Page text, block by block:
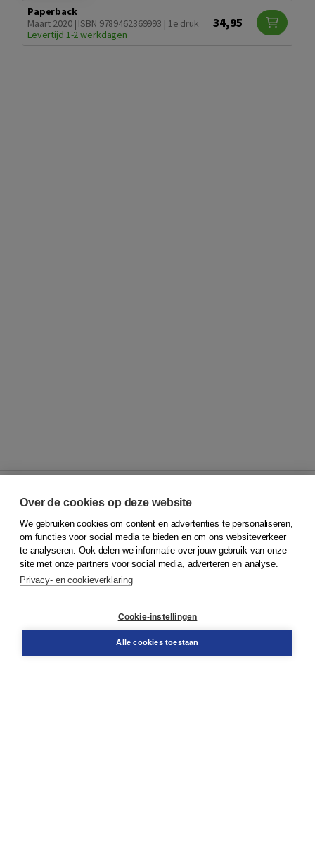
Paperback
Maart 2020 | ISBN 9789462369993 | 1e druk
Levertijd 1-2 werkdagen
34,95
© 2026Koninklijke Boom uitgevers
Klantenservice
Service & informatie
Contact
Over de cookies op deze website
We gebruiken cookies om content en advertenties te personaliseren,
om functies voor social media te bieden en om ons websiteverkeer
te analyseren. Ook delen we informatie over jouw gebruik van onze
site met onze partners voor social media, adverteren en analyse.
Privacy- en cookieverklaring
Cookie-instellingen
Alle cookies toestaan